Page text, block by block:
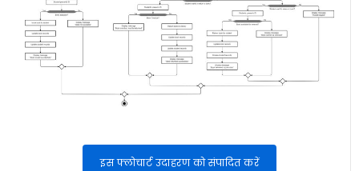
इस फ्लोचार्ट उदाहरण को संपादित करें